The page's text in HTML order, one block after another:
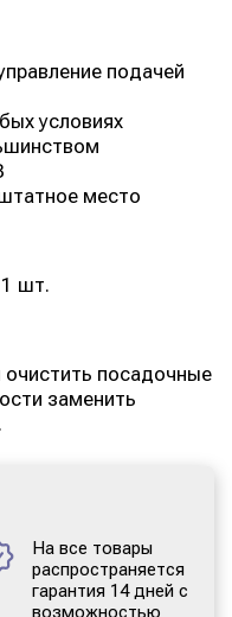
подачей
условиях
место
шт.
очистить посадочные
заменить
На все товары
распространяется
гарантия 14 дней с
возможностью